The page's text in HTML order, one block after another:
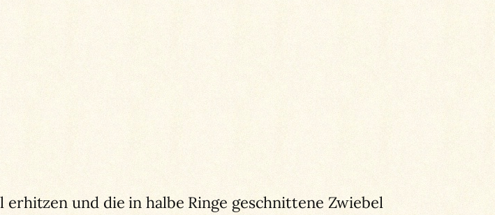
und die in halbe Ringe geschnittene Zwiebel